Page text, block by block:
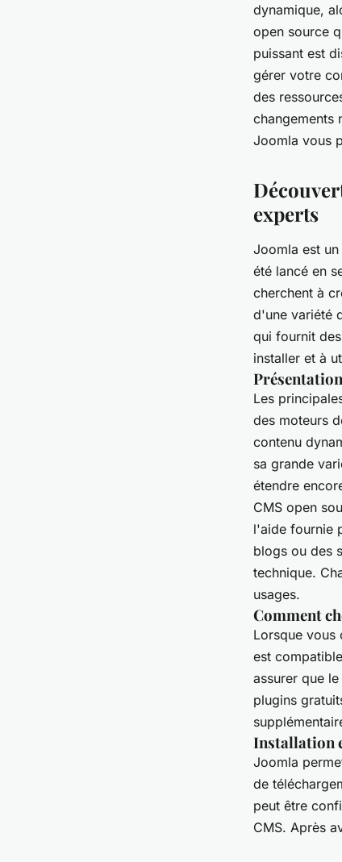
dynamique,
open source
puissant est
gérer votre
des
changements
Joomla vous
experts
Joomla est
été lancé en
cherchent à
d'une variété
qui fournit
installer et à
Les
des moteurs
contenu
sa grande
étendre
CMS open
l'aide fournie
blogs ou des
technique.
usages.
Comment
Lorsque vous
est
assurer que
plugins
Installation
Joomla
de
peut être
CMS. Après